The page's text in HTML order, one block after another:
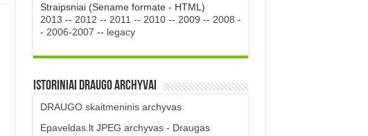
Straipsniai (Sename formate - HTML)
2013 -- 2012 -- 2011 -- 2010-- 2009 -- 2008 -
- 2006-2007 -- legacy
Istoriniai DRAUGO Archyvai
DRAUGO skaitmeninis archyvas
Epaveldas.lt JPEG archyvas - Draugas